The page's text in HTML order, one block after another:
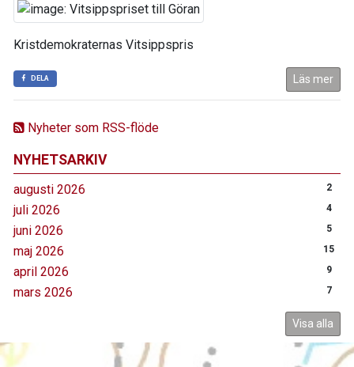
Nyheter som RSS-flöde
NYHETSARKIV
augusti 2026 2
juli 2026 4
juni 2026 5
maj 2026 15
april 2026 9
mars 2026 7
Visa alla
Kristdemokraternas Vitsippspris
DELA Läs mer